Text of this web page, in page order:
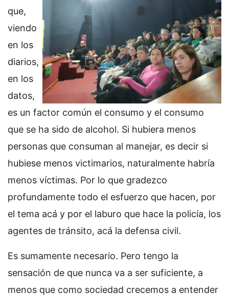
que,
viendo
en los
diarios,
en los
datos,
es un factor común el consumo y el consumo
que se ha sido de alcohol. Si hubiera menos
personas que consuman al manejar, es decir si
hubiese menos victimarios, naturalmente habría
menos víctimas. Por lo que gradezco
profundamente todo el esfuerzo que hacen, por
el tema acá y por el laburo que hace la policía, los
agentes de tránsito, acá la defensa civil.
Es sumamente necesario. Pero tengo la
sensación de que nunca va a ser suficiente, a
menos que como sociedad crecemos a entender